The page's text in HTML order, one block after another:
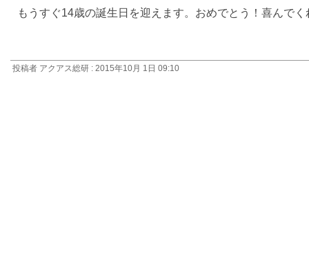
もうすぐ14歳の誕生日を迎えます。おめでとう！喜んでく
投稿者 アクアス総研 : 2015年10月 1日 09:10